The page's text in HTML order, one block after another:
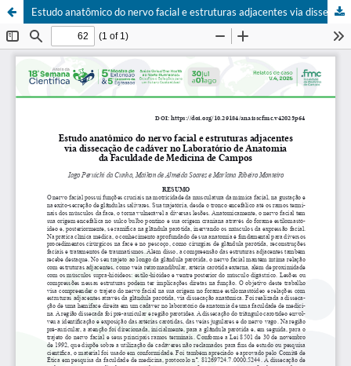
Estudo anatômico do nervo facial e estruturas adjacentes via dissecação de cadáver no Laboratório de Anatomia da Faculdade de Medicina de Campos